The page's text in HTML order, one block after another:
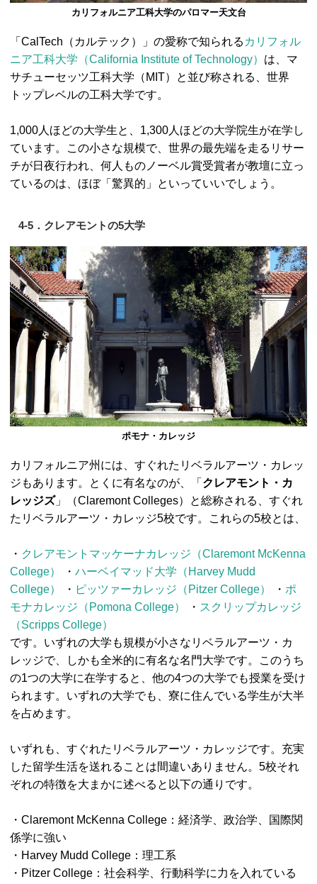
カリフォルニア工科大学のパロマー天文台
「CalTech（カルテック）」の愛称で知られる カリフォル
ニア工科大学（California Institute of Technology） は、マ
サチューセッツ工科大学（MIT）と並び称される、世界
トップレベルの工科大学です。
1,000人ほどの大学生と、1,300人ほどの大学院生が在学し
ています。この小さな規模で、世界の最先端を走るリサー
チが日夜行われ、何人ものノーベル賞受賞者が教壇に立っ
ているのは、ほぼ「驚異的」といっていいでしょう。
4-5．クレアモントの5大学
ポモナ・カレッジ
カリフォルニア州には、すぐれたリベラルアーツ・カレッ
ジもあります。とくに有名なのが、「 クレアモント・カ
レッジズ」（Claremont Colleges）と総称される、すぐれ
たリベラルアーツ・カレッジ5校です。これらの5校とは、
・ クレアモントマッケーナカレッジ（Claremont McKenna
College）
・ ハーベイマッド大学（Harvey Mudd
College）
・ ピッツァーカレッジ（Pitzer College） ・ ポ
モナカレッジ（Pomona College）
・ スクリップカレッジ
（Scripps College）
です。いずれの大学も規模が小さなリベラルアーツ・カ
レッジで、しかも全米的に有名な名門大学です。このうち
の1つの大学に在学すると、他の4つの大学でも授業を受け
られます。いずれの大学でも、寮に住んでいる学生が大半
を占めます。
いずれも、すぐれたリベラルアーツ・カレッジです。充実
した留学生活を送れることは間違いありません。5校それ
ぞれの特徴を大まかに述べると以下の通りです。
・Claremont McKenna College：経済学、政治学、国際関
係学に強い
・Harvey Mudd College：理工系
・Pitzer College：社会科学、行動科学に力を入れている